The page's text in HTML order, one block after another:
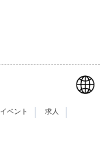
イベント 求人